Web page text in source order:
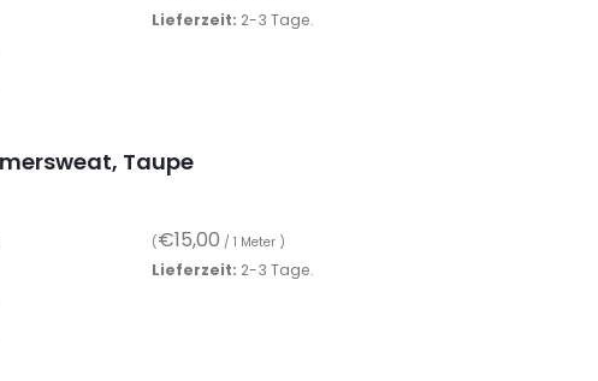
Lieferzeit: 2-3 Tage.
Taupe
(€15,00 / 1 Meter )
Lieferzeit: 2-3 Tage.